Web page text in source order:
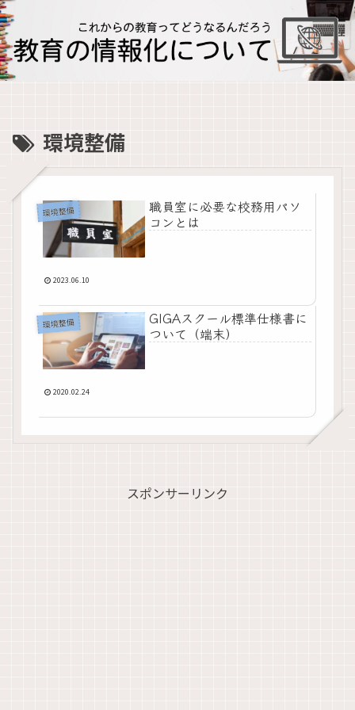
環境整備
環境整備
職員室に必要な校務用パソ
コンとは
2023.06.10
環境整備
GIGAスクール標準仕様書に
ついて（端末）
2020.02.24
スポンサーリンク